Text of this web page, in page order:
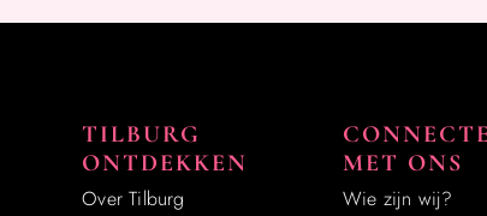
TILBURG
ONTDEKKEN
Over Tilburg
MET ONS
Wie zijn wij?